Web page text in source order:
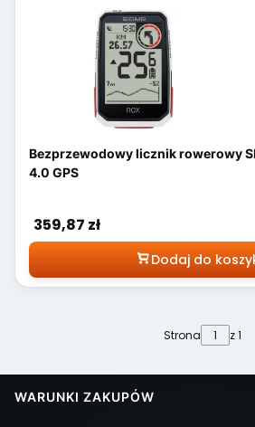
Bezprzewodowy licznik rowerowy
4.0 GPS
Cena
359,87 zł
Dodaj do
Strona z 1
Linki w stopce
WARUNKI ZAKUPÓW